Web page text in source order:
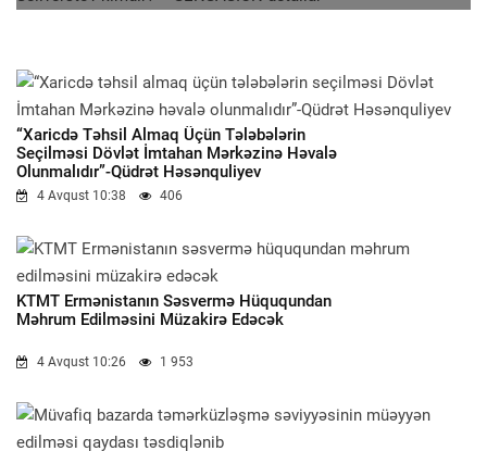
“Xaricdə Təhsil Almaq Üçün Tələbələrin
Seçilməsi Dövlət İmtahan Mərkəzinə Həvalə
Olunmalıdır”-Qüdrət Həsənquliyev
4 Avqust 10:38 406
KTMT Ermənistanın Səsvermə Hüququndan
Məhrum Edilməsini Müzakirə Edəcək
4 Avqust 10:26 1 953